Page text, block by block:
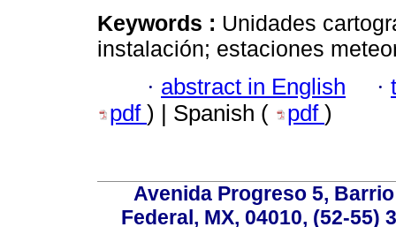
Keywords : Unidades
instalación; estaciones
· abstract in English ·
pdf ) | Spanish ( pdf )
Avenida Progreso 5,
Federal, MX, 04010, (52-55)